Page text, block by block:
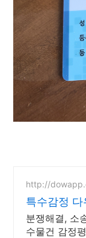
http://
특수감정
분쟁해결, 소
수물건 감정